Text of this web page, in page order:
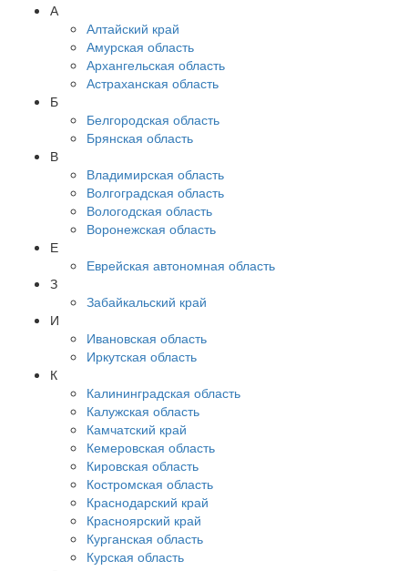
А
Алтайский край
Амурская область
Архангельская область
Астраханская область
Б
Белгородская область
Брянская область
В
Владимирская область
Волгоградская область
Вологодская область
Воронежская область
Е
Еврейская автономная область
З
Забайкальский край
И
Ивановская область
Иркутская область
К
Калининградская область
Калужская область
Камчатский край
Кемеровская область
Кировская область
Костромская область
Краснодарский край
Красноярский край
Курганская область
Курская область